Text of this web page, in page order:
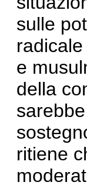
sulle
e
della
ritiene